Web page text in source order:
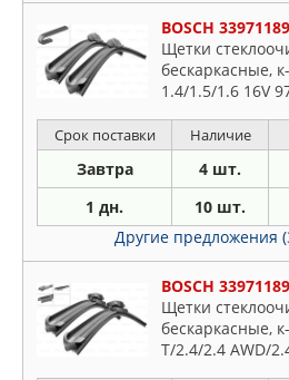
BOSCH
Щетки
бескаркасные,
1.4/1.5/1.6 16V
Sporting 91-99,
Срок поставки Наличие
Завтра 4 шт.
1 дн. 10 шт.
Другие предложения
BOSCH
Щетки
бескаркасные,
T/2.4/2.4 AWD/